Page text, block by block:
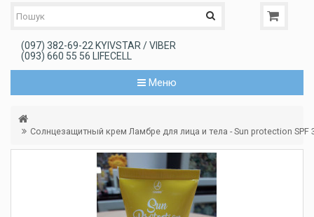
(097) 382-69-22 KYIVSTAR / VIBER
(093) 660 55 56 LIFECELL
Меню
Солнцезащитный крем Ламбре для лица и тела - Sun protection SPF